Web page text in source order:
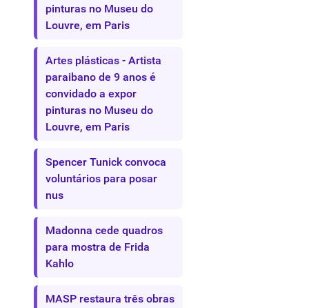
pinturas no Museu do
Louvre, em Paris
Artes plásticas - Artista
paraibano de 9 anos é
convidado a expor
pinturas no Museu do
Louvre, em Paris
Spencer Tunick convoca
voluntários para posar
nus
Madonna cede quadros
para mostra de Frida
Kahlo
MASP restaura três obras